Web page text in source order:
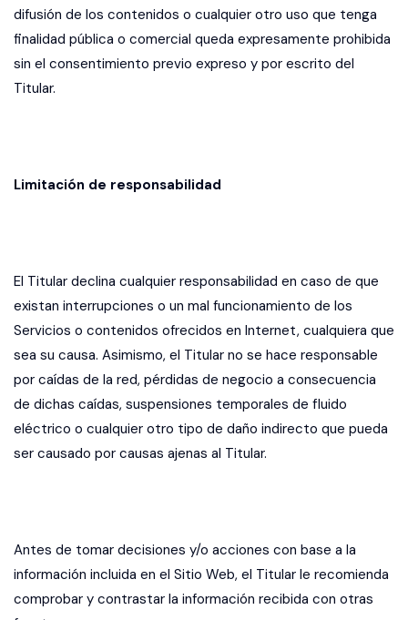
difusión de los contenidos o cualquier otro uso que tenga
finalidad pública o comercial queda expresamente prohibida
sin el consentimiento previo expreso y por escrito del
Titular.
Limitación de responsabilidad
El Titular declina cualquier responsabilidad en caso de que
existan interrupciones o un mal funcionamiento de los
Servicios o contenidos ofrecidos en Internet, cualquiera que
sea su causa. Asimismo, el Titular no se hace responsable
por caídas de la red, pérdidas de negocio a consecuencia
de dichas caídas, suspensiones temporales de fluido
eléctrico o cualquier otro tipo de daño indirecto que pueda
ser causado por causas ajenas al Titular.
Antes de tomar decisiones y/o acciones con base a la
información incluida en el Sitio Web, el Titular le recomienda
comprobar y contrastar la información recibida con otras